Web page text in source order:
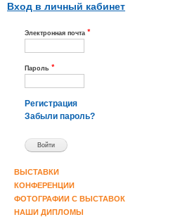
Вход в личный кабинет
Электронная почта *
Пароль *
Регистрация
Забыли пароль?
ВЫСТАВКИ
КОНФЕРЕНЦИИ
ФОТОГРАФИИ С ВЫСТАВОК
НАШИ ДИПЛОМЫ